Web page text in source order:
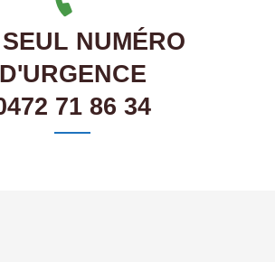
NUMÉRO
D'URGENCE
71 86 34